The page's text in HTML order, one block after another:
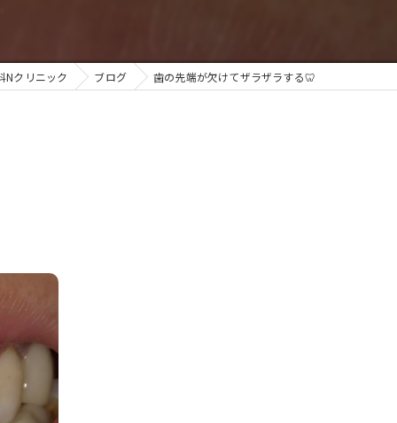
矯正
Nクリニック ブログ 歯の先端が欠けてザラザラする🦷